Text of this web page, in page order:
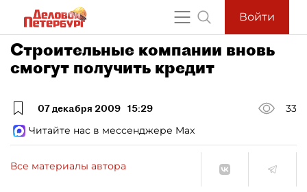
Войти
Строительные компании вновь
смогут получить кредит
07 декабря 2009 15:29
33
Читайте нас в мессенджере Max
Все материалы автора